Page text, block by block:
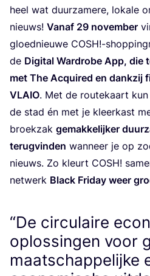
heel wat duur­za­me­re, loka­le
nieuws! Van­af 29 novem­ber
gloed­nieu­we COSH!-
de Digi­tal Ward­ro­be App, die
met The Acqui­red en dank­zij
VLAIO. Met de rou­te­kaart
de stad én met je kleer­kast
broek­zak gemak­ke­lij­ker
terug­vin­den wan­neer je op
nieuws. Zo kleurt COSH!
net­werk Black Fri­day weer
“De circulaire
oplossingen voor
maatschappelijke